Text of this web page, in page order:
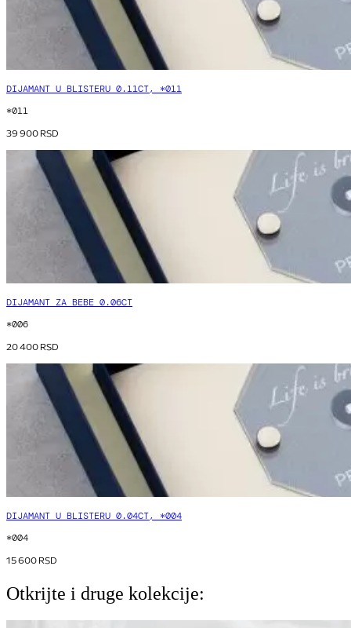
DIJAMANT U BLISTERU 0.11CT, *011
*011
39 900RSD
DIJAMANT ZA BEBE 0.06CT
*006
20 400RSD
DIJAMANT U BLISTERU 0.04CT, *004
*004
15 600RSD
Otkrijte i druge kolekcije: